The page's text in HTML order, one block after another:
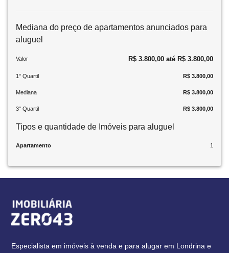
Mediana do preço de apartamentos anunciados para
aluguel
Valor R$ 3.800,00 até R$ 3.800,00
1° Quartil R$ 3.800,00
Mediana R$ 3.800,00
3° Quartil R$ 3.800,00
Tipos e quantidade de Imóveis para aluguel
Apartamento 1
Especialista em imóveis à venda e para alugar em Londrina e